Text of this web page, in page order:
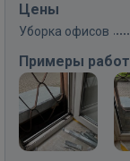
Цены
Уборка офисов
Примеры работ